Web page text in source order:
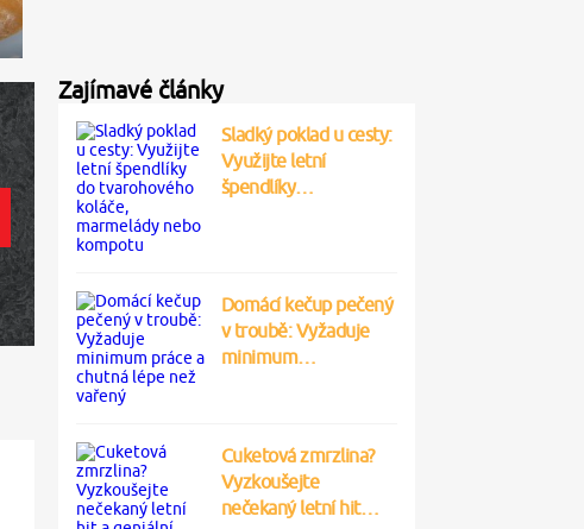
Zajímavé články
Sladký poklad u cesty:
Využijte letní
špendlíky…
Domácí kečup pečený
v troubě: Vyžaduje
minimum…
Cuketová zmrzlina?
Vyzkoušejte
nečekaný letní hit…